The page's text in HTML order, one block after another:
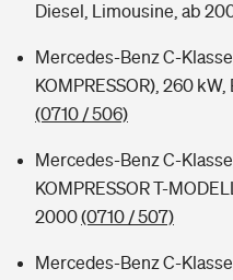
Diesel, Limousine, ab
Mercedes-Benz C-
KOMPRESSOR), 260
(0710 / 506)
Mercedes-Benz C-
KOMPRESSOR T-
2000(0710 / 507)
Mercedes-Benz C-